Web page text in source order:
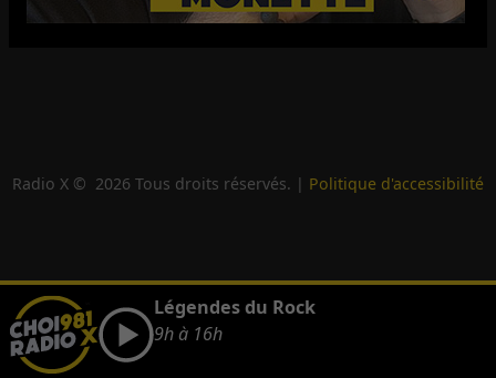
Radio X © 2026 Tous droits réservés. | Politique d'accessibilité
Légendes du Rock
9h à 16h